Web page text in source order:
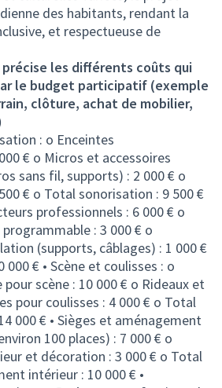
des habitants, rendant la
et respectueuse de
les différents coûts qui
le budget participatif (exemple
clôture, achat de mobilier,
: o Enceintes
€ o Micros et accessoires
sans fil, supports) : 2 000 € o
€ o Total sonorisation : 9 500 €
professionnels : 6 000 € o
: 3 000 € o
(supports, câblages) : 1 000 €
€ • Scène et coulisses : o
scène : 10 000 € o Rideaux et
pour coulisses : 4 000 € o Total
000 € • Sièges et aménagement
100 places) : 7 000 € o
et décoration : 3 000 € o Total
intérieur : 10 000 € •